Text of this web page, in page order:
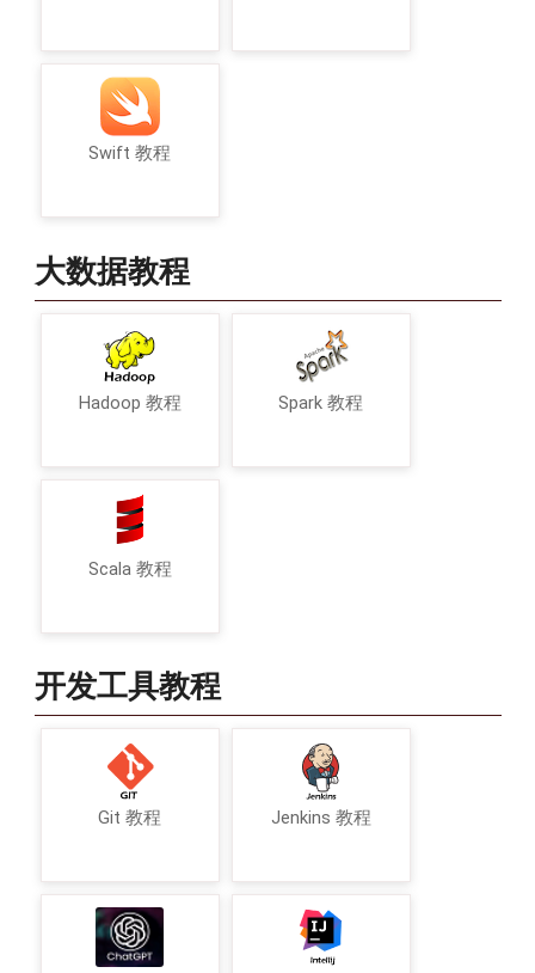
Swift 教程
大数据教程
Hadoop 教程 Spark 教程
Scala 教程
开发工具教程
Git 教程 Jenkins 教程